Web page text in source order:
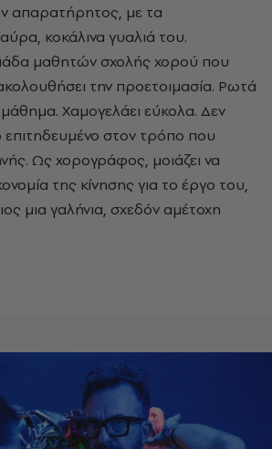
απαρατήρητος, με τα
κοκάλινα γυαλιά του.
μαθητών σχολής χορού που
την προετοιμασία. Ρωτά
Χαμογελάει εύκολα. Δεν
επιτηδευμένο στον τρόπο που
Ως χορογράφος, μοιάζει να
της κίνησης για το έργο του,
μια γαλήνια, σχεδόν αμέτοχη